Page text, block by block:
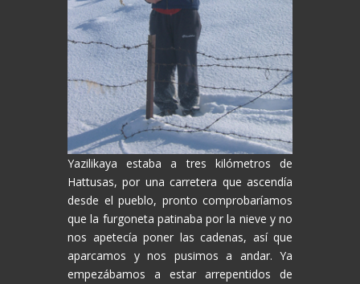
Yazilikaya estaba a tres kilómetros de
Hattusas, por una carretera que ascendía
desde el pueblo, pronto comprobaríamos
que la furgoneta patinaba por la nieve y no
nos apetecía poner las cadenas, así que
aparcamos y nos pusimos a andar. Ya
empezábamos a estar arrepentidos de